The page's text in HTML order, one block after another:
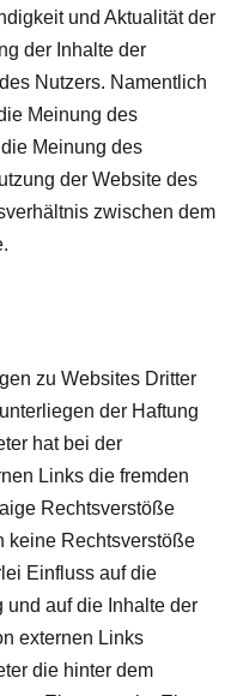
und Aktualität der
der Inhalte der
Nutzers. Namentlich
Meinung des
Meinung des
der Website des
zwischen dem
zu Websites Dritter
der Haftung
hat bei der
Links die fremden
Rechtsverstöße
keine Rechtsverstöße
Einfluss auf die
und auf die Inhalte der
externen Links
die hinter dem